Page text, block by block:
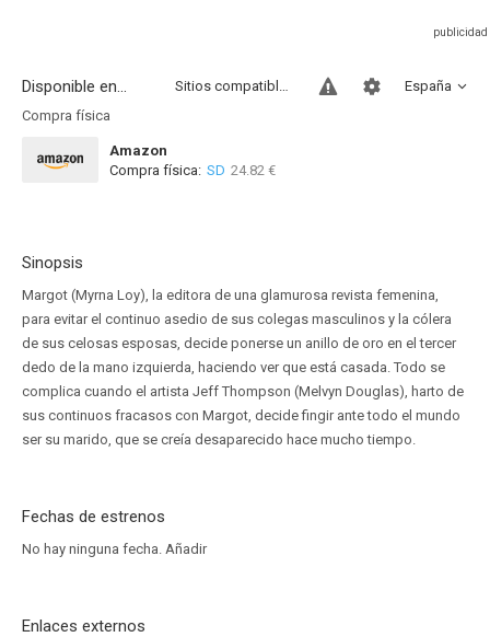
Disponible en... España
Sitios compatibles
Compra física
Amazon
Compra física: SD 24.82 €
Sinopsis
Margot (Myrna Loy), la editora de una glamurosa revista femenina,
para evitar el continuo asedio de sus colegas masculinos y la cólera
de sus celosas esposas, decide ponerse un anillo de oro en el tercer
dedo de la mano izquierda, haciendo ver que está casada. Todo se
complica cuando el artista Jeff Thompson (Melvyn Douglas), harto de
sus continuos fracasos con Margot, decide fingir ante todo el mundo
ser su marido, que se creía desaparecido hace mucho tiempo.
Fechas de estrenos
No hay ninguna fecha. Añadir
Enlaces externos